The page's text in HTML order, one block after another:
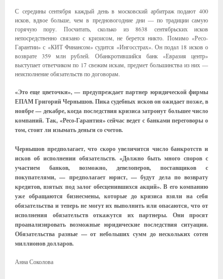
С середины сентября каждый день в московский арбитраж подают 400
исков, вдвое больше, чем в предновогодние дни — по традиции самую
горячую пору. Посчитать, сколько из 8638 сентябрьских исков
непосредственно связано с кризисом, не берется никто. Помимо «Ресо-
Гарантии» с «КИТ Финансом» судится «Ингосстрах». Он подал 18 исков о
возврате 359 млн рублей. Обанкротившийся банк «Евразия центр»
выступает ответчиком по 17 свежим искам, предмет большинства из них —
неисполнение обязательств по договорам.
«Это еще цветочки», — предупреждает партнер юридической фирмы
ЕПАМ Григорий Чернышов. Пика судебных исков он ожидает позже, в
ноябре — декабре, когда последствия кризиса затронут большее число
компаний. Так, «Ресо-Гарантия» сейчас ведет с банками переговоры о
том, стоит ли изымать деньги со счетов.
Чернышов предполагает, что скоро увеличится число банкротств и
исков об исполнении обязательств. «Должно быть много споров с
участием банков, возможно, девелоперов, поставщиков с
покупателями, — предполагает юрист, — будут дела по возврату
кредитов, взятых под залог обесценившихся акций». В его компанию
уже обращаются бизнесмены, которые до кризиса взяли на себя
обязательства и теперь не могут их выполнить или опасаются, что от
исполнения обязательств откажутся их партнеры. Они просят
проанализировать возможные юридические последствия ситуации.
Обязательства разные — от небольших сумм до нескольких сотен
миллионов долларов.
Анна Соколова